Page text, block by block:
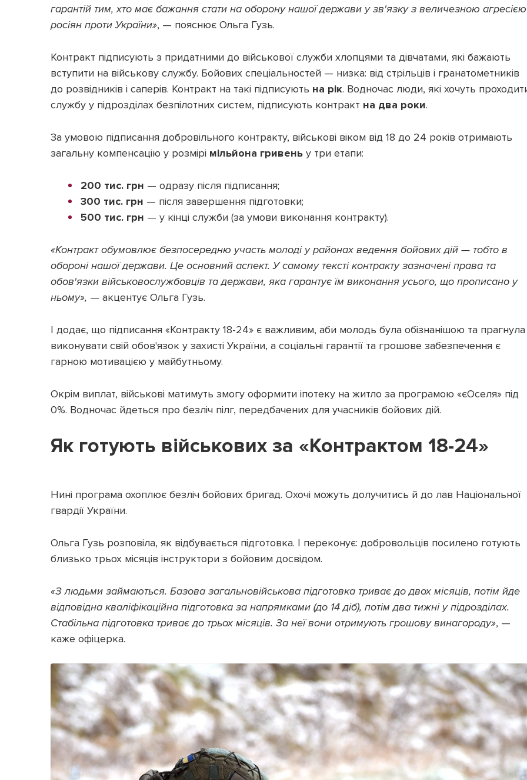
гарантій тим, хто має бажання стати на оборону нашої держави у зв'язку з величезною агресією
росіян проти України», — пояснює Ольга Гузь.
Контракт підписують з придатними до військової служби хлопцями та дівчатами, які бажають
вступити на військову службу. Бойових спеціальностей — низка: від стрільців і гранатометників
до розвідників і саперів. Контракт на такі підписують на рік. Водночас люди, які хочуть
службу у підрозділах безпілотних систем, підписують контракт на два роки.
За умовою підписання добровільного контракту, військові віком від 18 до 24 років отримають
загальну компенсацію у розмірі мільйона гривень у три етапи:
200 тис. грн — одразу після підписання;
300 тис. грн — після завершення підготовки;
500 тис. грн — у кінці служби (за умови виконання контракту).
«Контракт обумовлює безпосередню участь молоді у районах ведення бойових дій — тобто в
обороні нашої держави. Це основний аспект. У самому тексті контракту зазначені права та
обов'язки військовослужбовців та держави, яка гарантує їм виконання усього, що прописано у
ньому», — акцентує Ольга Гузь.
І додає, що підписання «Контракту 18-24» є важливим, аби молодь була обізнанішою та прагнула
виконувати свій обов'язок у захисті України, а соціальні гарантії та грошове забезпечення є
гарною мотивацією у майбутньому.
Окрім виплат, військові матимуть змогу оформити іпотеку на житло за програмою «єОселя» під
0%. Водночас йдеться про безліч пілг, передбачених для учасників бойових дій.
Як готують військових за «Контрактом 18-24»
Нині програма охоплює безліч бойових бригад. Охочі можуть долучитись й до лав Національної
гвардії України.
Ольга Гузь розповіла, як відбувається підготовка. І переконує: добровольців посилено готують
близько трьох місяців інструктори з бойовим досвідом.
«З людьми займаються. Базова загальновійськова підготовка триває до двох місяців, потім йде
відповідна кваліфікаційна підготовка за напрямками (до 14 діб), потім два тижні у підрозділах.
Стабільна підготовка триває до трьох місяців. За неї вони отримують грошову винагороду», —
каже офіцерка.